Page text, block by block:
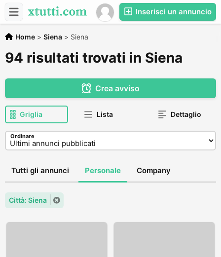
Inserisci un annuncio
Home > Siena > Siena
94 risultati trovati in Siena
Crea avviso
Griglia Lista Dettaglio
Ordinare
Tutti gli annunci Personale Company
Città: Siena